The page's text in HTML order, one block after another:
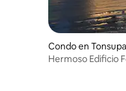
Condo en Tonsupa
Hermoso Edificio